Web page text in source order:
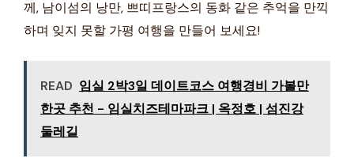
께, 남이섬의 낭만, 쁘띠프랑스의 동화 같은 추억을 만끽
하며 잊지 못할 가평 여행을 만들어 보세요!
READ 임실 2박3일 데이트코스 여행경비 가볼만
한곳 추천 - 임실치즈테마파크 | 옥정호 | 섬진강
둘레길